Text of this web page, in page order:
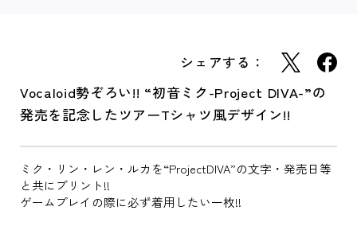
シェアする：
Vocaloid勢ぞろい!! “初音ミク-Project DIVA-”の
発売を記念したツアーTシャツ風デザイン!!
ミク・リン・レン・ルカを“ProjectDIVA”の文字・発売日等
と共にプリント!!
ゲームプレイの際に必ず着用したい一枚!!